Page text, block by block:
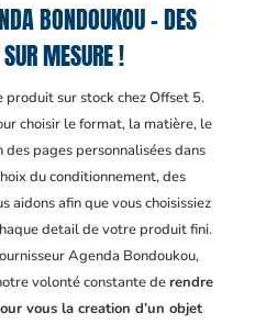
BONDOUKOU – DES
MESURE !
produit sur stock chez Offset 5.
choisir le format, la matière, le
pages personnalisées dans
du conditionnement, des
aidons afin que vous choisissiez
detail de votre produit fini.
Agenda Bondoukou,
volonté constante derendre
vous la creation d’un objet